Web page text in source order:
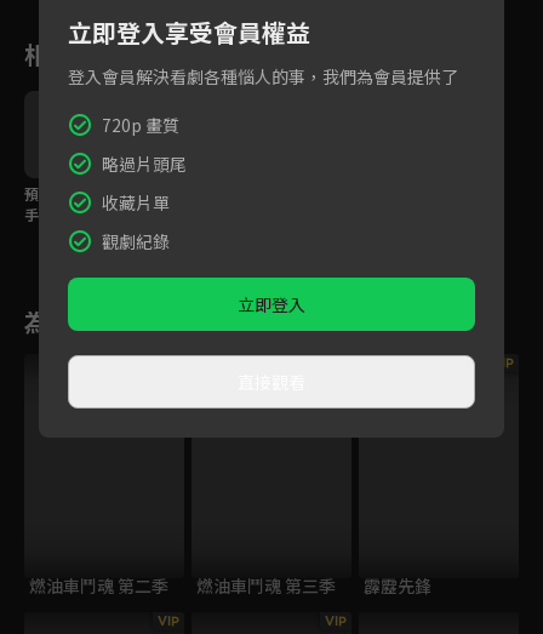
5 6 7
相關花絮
預告：年僅19歲的車
手，要挑戰新的「公道
最速傳說」！
為您推薦
燃油車鬥魂 第二季 燃油車鬥魂 第三季
VIP
霹靂先鋒
VIP VIP
立即登入享受會員權益
登入會員解決看劇各種惱人的事，我們為會員提供了
720p 畫質
略過片頭尾
收藏片單
觀劇紀錄
立即登入